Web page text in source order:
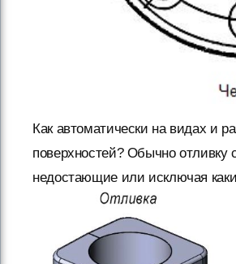
Как автоматически на видах и
поверхностей? Обычно отливку
недостающие или исключая